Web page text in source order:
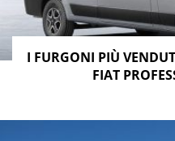
I FURGONI PIÙ
FIAT